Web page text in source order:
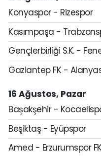
Konyaspor - Rizespor
Kasımpaşa -
Gençlerbirliği S.K. -
Gaziantep FK -
16 Ağustos, Pazar
Başakşehir -
Beşiktaş - Eyüpspor
Amed - Erzurumspor